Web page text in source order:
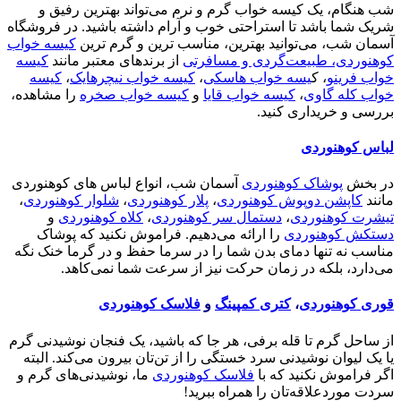
شب هنگام، یک کیسه خواب گرم و نرم می‌تواند بهترین رفیق و
شریک شما باشد تا استراحتی خوب و آرام داشته باشید. در فروشگاه
آسمان شب، می‌توانید بهترین، مناسب ترین و گرم ترین کیسه خواب
کوهنوردی، طبیعت‌گردی و مسافرتی از برندهای معتبر مانند کیسه
خواب فرینو، کیسه خواب هاسکی، کیسه خواب نیچرهایک، کیسه
خواب کله گاوی، کیسه خواب قایا و کیسه خواب صخره را مشاهده،
بررسی و خریداری کنید.
لباس کوهنوردی
در بخش پوشاک کوهنوردی آسمان شب، انواع لباس های کوهنوردی
مانند کاپشن دوپوش کوهنوردی، پلار کوهنوردی، شلوار کوهنوردی،
تیشرت کوهنوردی، دستمال سر کوهنوردی، کلاه کوهنوردی و
دستکش کوهنوردی را ارائه می‌دهیم. فراموش نکنید که پوشاک
مناسب نه تنها دمای بدن شما را در سرما حفظ و در گرما خنک نگه
می‌دارد، بلکه در زمان حرکت نیز از سرعت شما نمی‌کاهد.
قوری کوهنوردی،کتری کمپینگ و فلاسک کوهنوردی
از ساحل گرم تا قله برفی، هر جا که باشید، یک فنجان نوشیدنی گرم
یا یک لیوان نوشیدنی سرد خستگی را از تن‌تان بیرون می‌کند. البته
اگر فراموش نکنید که با فلاسک کوهنوردی ما، نوشیدنی‌های گرم و
سردت موردعلاقه‌تان را همراه ببرید!